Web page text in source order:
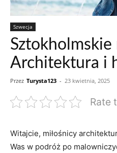
Szwecja
Sztokholmskie
Architektura i
Przez Turysta123 - 23 kwietnia, 2025
Rate
Witajcie, miłośnicy
Was w​ podróż po